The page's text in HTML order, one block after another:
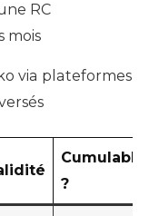
RC
mois
via plateformes
Cumulable
?